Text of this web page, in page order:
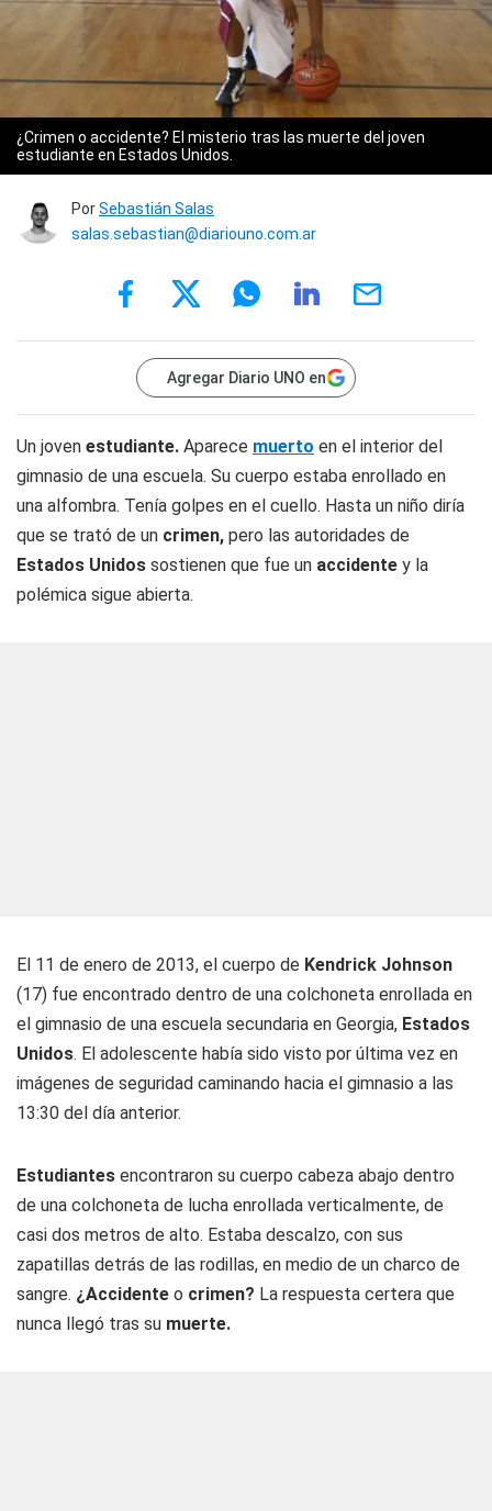
¿Crimen o accidente? El misterio tras las muerte del joven
estudiante en Estados Unidos.
PorSebastián Salas
salas.sebastian@diariouno.com.ar
Agregar Diario UNO en
Un joven estudiante. Aparece muerto en el interior del
gimnasio de una escuela. Su cuerpo estaba enrollado en
una alfombra. Tenía golpes en el cuello. Hasta un niño diría
que se trató de un crimen, pero las autoridades de
Estados Unidos sostienen que fue un accidente y la
polémica sigue abierta.
El 11 de enero de 2013, el cuerpo de Kendrick Johnson
(17) fue encontrado dentro de una colchoneta enrollada en
el gimnasio de una escuela secundaria en Georgia, Estados
Unidos. El adolescente había sido visto por última vez en
imágenes de seguridad caminando hacia el gimnasio a las
13:30 del día anterior.
Estudiantes encontraron su cuerpo cabeza abajo dentro
de una colchoneta de lucha enrollada verticalmente, de
casi dos metros de alto. Estaba descalzo, con sus
zapatillas detrás de las rodillas, en medio de un charco de
sangre. ¿Accidente o crimen? La respuesta certera que
nunca llegó tras su muerte.